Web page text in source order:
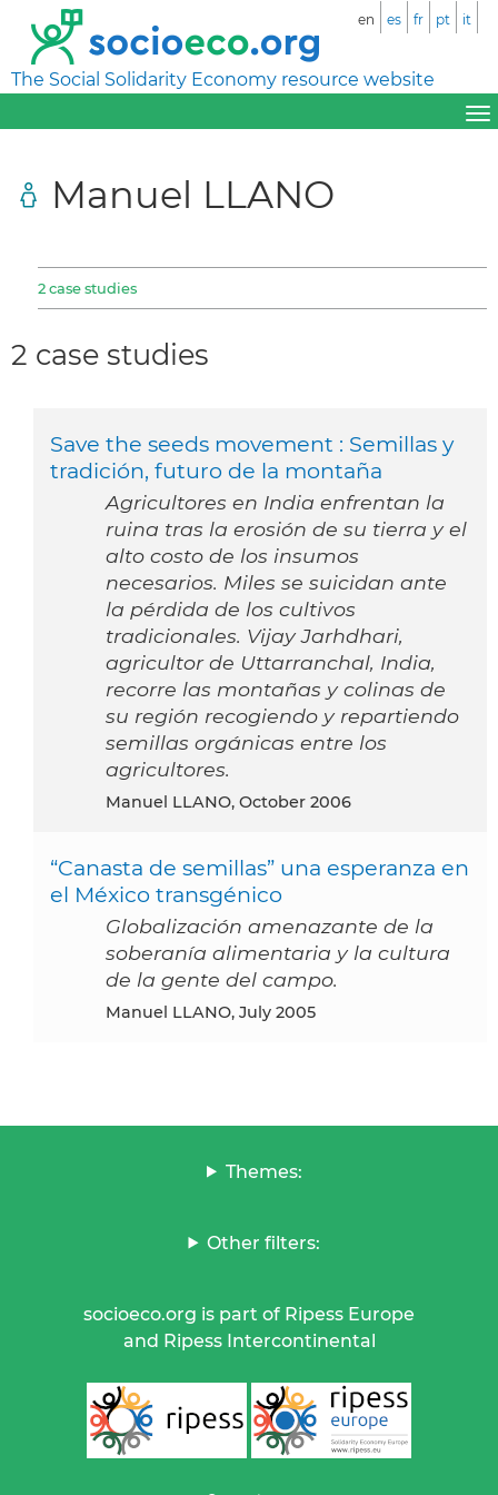
The Social Solidarity Economy resource website
en es fr pt it
Manuel LLANO
2 case studies
2 case studies
Save the seeds movement : Semillas y
tradición, futuro de la montaña
Agricultores en India enfrentan la
ruina tras la erosión de su tierra y el
alto costo de los insumos
necesarios. Miles se suicidan ante
la pérdida de los cultivos
tradicionales. Vijay Jarhdhari,
agricultor de Uttarranchal, India,
recorre las montañas y colinas de
su región recogiendo y repartiendo
semillas orgánicas entre los
agricultores.
Manuel LLANO, October 2006
“Canasta de semillas” una esperanza en
el México transgénico
Globalización amenazante de la
soberanía alimentaria y la cultura
de la gente del campo.
Manuel LLANO, July 2005
Themes:
Other filters:
socioeco.org is part of Ripess Europe
and Ripess Intercontinental